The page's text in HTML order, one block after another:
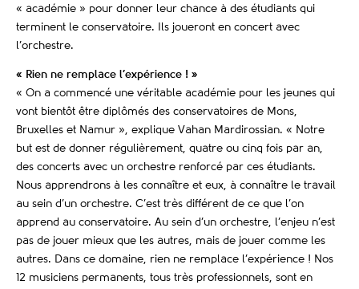
« académie » pour donner leur chance à des étudiants qui
terminent le conservatoire. Ils joueront en concert avec
l’orchestre.
« Rien ne remplace l’expérience ! »
« On a commencé une véritable académie pour les jeunes qui
vont bientôt être diplômés des conservatoires de Mons,
Bruxelles et Namur », explique Vahan Mardirossian. « Notre
but est de donner régulièrement, quatre ou cinq fois par an,
des concerts avec un orchestre renforcé par ces étudiants.
Nous apprendrons à les connaître et eux, à connaître le travail
au sein d’un orchestre. C’est très différent de ce que l’on
apprend au conservatoire. Au sein d’un orchestre, l’enjeu n’est
pas de jouer mieux que les autres, mais de jouer comme les
autres. Dans ce domaine, rien ne remplace l’expérience ! Nos
12 musiciens permanents, tous très professionnels, sont en